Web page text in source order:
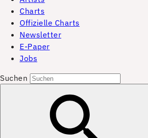
Charts
Offizielle Charts
Newsletter
E-Paper
Jobs
Suchen